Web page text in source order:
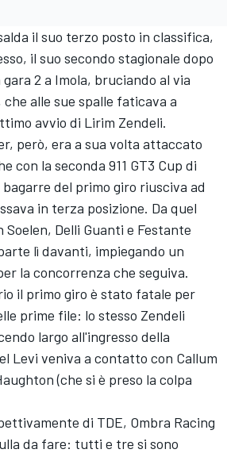
il suo terzo posto in classifica,
il suo secondo stagionale dopo
2 a Imola, bruciando al via
alle sue spalle faticava a
avvio di Lirim Zendeli.
però, era a sua volta attaccato
con la seconda 911 GT3 Cup di
del primo giro riusciva ad
in terza posizione. Da quel
Soelen, Delli Guanti e Festante
lì davanti, impiegando un
la concorrenza che seguiva.
il primo giro è stato fatale per
prime file: lo stesso Zendeli
largo all'ingresso della
Levi veniva a contatto con Callum
(che si è preso la colpa
di TDE, Ombra Racing
da fare: tutti e tre si sono